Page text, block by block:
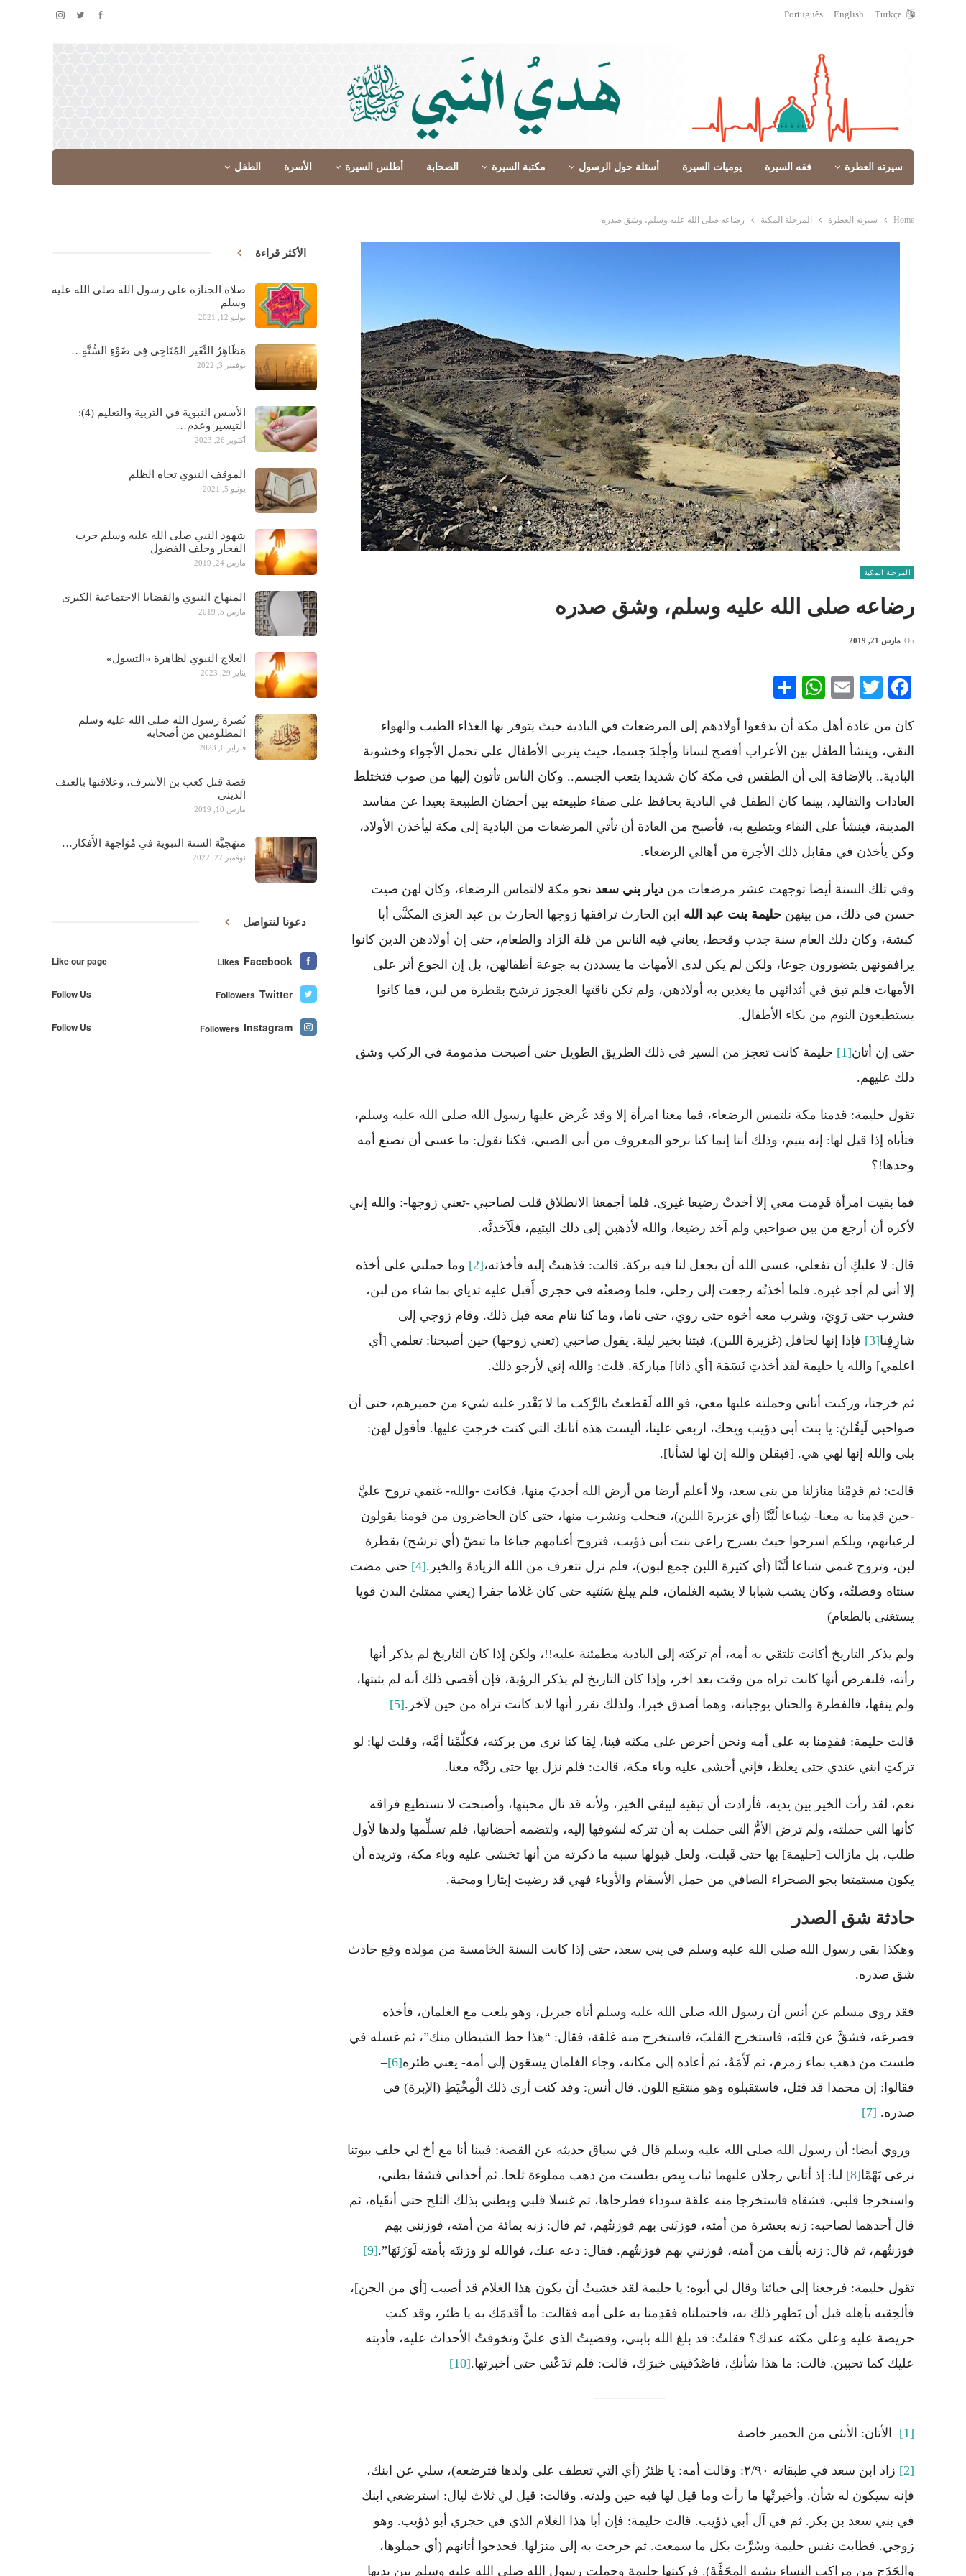
Türkçe
English
Português
سيرته العطرة فقه السيرة يوميات السيرة أسئلة حول الرسول مكتبة السيرة الصحابة أطلس السيرة الأسرة الطفل
Home سيرته العطرة المرحلة المكية رضاعه صلى الله عليه وسلم، وشق صدره
المرحلة المكية
رضاعه صلى الله عليه وسلم، وشق صدره
On مارس 21, 2019
Facebook
Twitter
Email
WhatsApp
كان من عادة أهل مكة أن يدفعوا أولادهم إلى المرضعات في البادية حيث يتوفر بها الغذاء الطيب والهواء
النقي، وينشأ الطفل بين الأعراب أفصح لسانا وأجلدَ جسما، حيث يتربى الأطفال على تحمل الأجواء وخشونة
البادية.. بالإضافة إلى أن الطقس في مكة كان شديدا يتعب الجسم.. وكان الناس تأتون إليها من صوب فتختلط
العادات والتقاليد، بينما كان الطفل في البادية يحافظ على صفاء طبيعته بين أحضان الطبيعة بعيدا عن مفاسد
المدينة، فينشأ على النقاء ويتطبع به، فأصبح من العادة أن تأتي المرضعات من البادية إلى مكة ليأخذن الأولاد،
وكن يأخذن في مقابل ذلك الأجرة من أهالي الرضعاء.
وفي تلك السنة أيضا توجهت عشر مرضعات من ديار بني سعد نحو مكة لالتماس الرضعاء، وكان لهن صيت
حسن في ذلك، من بينهن حليمة بنت عبد الله ابن الحارث ترافقها زوجها الحارث بن عبد العزى المكنَّى أبا
كبشة، وكان ذلك العام سنة جدب وقحط، يعاني فيه الناس من قلة الزاد والطعام، حتى إن أولادهن الذين كانوا
يرافقونهن يتضورون جوعا، ولكن لم يكن لدى الأمهات ما يسددن به جوعة أطفالهن، بل إن الجوع أثر على
الأمهات فلم تبق في أثدائهن ما يغذين به أولادهن، ولم تكن ناقتها العجوز ترشح بقطرة من لبن، فما كانوا
يستطيعون النوم من بكاء الأطفال.
حتى إن أتان[1]
حليمة كانت تعجز من السير في ذلك الطريق الطويل حتى أصبحت مذمومة في الركب وشق
ذلك عليهم.
تقول حليمة: قدمنا مكة نلتمس الرضعاء، فما معنا امرأة إلا وقد عُرض عليها رسول الله صلى الله عليه وسلم،
فتأباه إذا قيل لها: إنه يتيم، وذلك أننا إنما كنا نرجو المعروف من أبى الصبي، فكنا نقول: ما عسى أن تصنع أمه
وحدها!؟
فما بقيت امرأة قَدِمت معي إلا أخذتْ رضيعا غيرى. فلما أجمعنا الانطلاق قلت لصاحبي -تعني زوجها-: والله إني
لأكره أن أرجع من بين صواحبي ولم آخذ رضيعا، والله لأذهبن إلى ذلك اليتيم، فلَآخذنَّه.
قال: لا عليكِ أن تفعلي، عسى الله أن يجعل لنا فيه بركة. قالت: فذهبتُ إليه فأخذته،[2]
وما حملني على أخذه
إلا أني لم أجد غيره. فلما أخذتُه رجعت إلى رحلي، فلما وضعتُه في حجري أَقبل عليه ثدياي بما شاء من لبن،
فشرب حتى رَوِيَ، وشرب معه أخوه حتى روي، حتى ناما، وما كنا ننام معه قبل ذلك. وقام زوجي إلى
شارِفِنا[3]
فإذا إنها لحافل (غزيرة اللبن)، فبتنا بخير ليلة. يقول صاحبي (تعني زوجها) حين أصبحنا: تعلمي [أي
اعلمي] والله يا حليمة لقد أخذتِ نَسَمَة [أي ذاتا] مباركة. قلت: والله إني لأرجو ذلك.
ثم خرجنا، وركبت أتاني وحملته عليها معي، فو الله لَقطعتُ بالرَّكب ما لا يَقْدر عليه شيء من حميرهم، حتى أن
صواحبي لَيقُلنَ: يا بنت أبى ذؤيب ويحك، اربعي علينا، أليست هذه أتانك التي كنت خرجتِ عليها. فأقول لهن:
بلى والله إنها لهي هي. [فيقلن والله إن لها لشأنا].
قالت: ثم قدِمْنا منازلنا من بنى سعد، ولا أعلم أرضا من أرض الله أجدبَ منها، فكانت -والله- غنمي تروح عليَّ
-حين قدِمنا به معنا- شِباعا لُبَّنًا (أي غزيرةَ اللبن)، فنحلب ونشرب منها، حتى كان الحاضرون من قومنا يقولون
لرعيانهم، ويلكم اسرحوا حيث يسرح راعى بنت أبى ذؤيب، فتروح أغنامهم جياعا ما تبضّ (أي ترشح) بقطرة
لبن، وتروح غنمي شباعا لُبَّنًا (أي كثيرة اللبن جمع لبون)، فلم نزل نتعرف من الله الزيادةَ والخير.[4]
حتى مضت
سنتاه وفصلتُه، وكان يشب شبابا لا يشبه الغلمان، فلم يبلغ سَنَتيه حتى كان غلاما جفرا (يعني ممتلئ البدن قويا
يستغنى بالطعام)
ولم يذكر التاريخ أكانت تلتقي به أمه، أم تركته إلى البادية مطمئنة عليه!!، ولكن إذا كان التاريخ لم يذكر أنها
رأته، فلنفرض أنها كانت تراه من وقت بعد اخر، وإذا كان التاريخ لم يذكر الرؤية، فإن أقصى ذلك أنه لم يثبتها،
ولم ينفها، فالفطرة والحنان يوجبانه، وهما أصدق خبرا، ولذلك نقرر أنها لابد كانت تراه من حين لآخر.[5]
قالت حليمة: فقدِمنا به على أمه ونحن أحرص على مكثه فينا، لِمَا كنا نرى من بركته، فكلَّمْنا أمَّه، وقلت لها: لو
تركتِ ابني عندي حتى يغلظ، فإني أخشى عليه وباء مكة، قالت: فلم نزل بها حتى ردَّتْه معنا.
نعم، لقد رأت الخير بين يديه، فأرادت أن تبقيه ليبقى الخير، ولأنه قد نال محبتها، وأصبحت لا تستطيع فراقه
كأنها التي حملته، ولم ترض الأمُّ التي حملت به أن تتركه لشوقها إليه، ولتضمه أحضانها، فلم تسلِّمها ولدها لأول
طلب، بل مازالت [حليمة] بها حتى قَبلت، ولعل قبولها سببه ما ذكرته من أنها تخشى عليه وباء مكة، وتريده أن
يكون مستمتعا بجو الصحراء الصافي من حمل الأسقام والأوباء فهي قد رضيت إيثارا ومحبة.
حادثة شق الصدر
وهكذا بقي رسول الله صلى الله عليه وسلم في بني سعد، حتى إذا كانت السنة الخامسة من مولده وقع حادث
شق صدره.
فقد روى مسلم عن أنس أن رسول الله صلى الله عليه وسلم أتاه جبريل، وهو يلعب مع الغلمان، فأخذه
فصرعَه، فشقَّ عن قلبَه، فاستخرج القلبَ، فاستخرج منه عَلقة، فقال: “هذا حظ الشيطان منك”، ثم غسله في
طست من ذهب بماء زمزم، ثم لَأَمَهُ، ثم أعاده إلى مكانه، وجاء الغلمان يسعَون إلى أمه- يعني ظئره[6]
–
فقالوا: إن محمدا قد قتل، فاستقبلوه وهو منتقع اللون. قال أنس: وقد كنت أرى ذلك الْمِخْيَطِ (الإبرة) في
صدره. [7]
وروي أيضا: أن رسول الله صلى الله عليه وسلم قال في سياق حديثه عن القصة: فبينا أنا مع أخ لي خلف بيوتنا
نرعى بَهْمًا[8]
لنا: إذ أتاني رجلان عليهما ثياب بِيض بطست من ذهب مملوءة ثلجا. ثم أخذاني فشقا بطني،
واستخرجا قلبي، فشقاه فاستخرجا منه علقة سوداء فطرحاها، ثم غسلا قلبي وبطني بذلك الثلج حتى أنقَياه، ثم
قال أحدهما لصاحبه: زنه بعشرة من أمته، فوزنَني بهم فوزنتُهم، ثم قال: زنه بمائة من أمته، فوزنني بهم
فوزنتُهم، ثم قال: زنه بألف من أمته، فوزنني بهم فوزنتُهم. فقال: دعه عنك، فوالله لو وزنتَه بأمته لَوَزَنَهَا”.[9]
تقول حليمة: فرجعنا إلى خبائنا وقال لي أبوه: يا حليمة لقد خشيتُ أن يكون هذا الغلام قد أصيب [أي من الجن]،
فألحِقيه بأهله قبل أن يَظهر ذلك به، فاحتملناه فقدِمنا به على أمه فقالت: ما أقدمَك به يا ظئر، وقد كنتِ
حريصة عليه وعلى مكثه عندك؟ فقلتُ: قد بلغ الله بابني، وقضيتُ الذي عليَّ وتخوفتُ الأحداث عليه، فأديته
عليك كما تحبين. قالت: ما هذا شأنكِ، فاصْدُقيني خبرَكِ، قالت: فلم تَدَعْني حتى أخبرتها.[10]
[1] الأتان: الأنثى من الحمير خاصة
[2]
زاد ابن سعد في طبقاته ٢/٩٠: وقالت أمه: يا ظئرُ (أي التي تعطف على ولدها فترضعه)، سلي عن ابنك،
فإنه سيكون له شأن. وأخبرتْها ما رأت وما قيل لها فيه حين ولدته. وقالت: قيل لي ثلاث ليال: استرضعي ابنك
في بني سعد بن بكر. ثم في آل أبي ذؤيب. قالت حليمة: فإن أبا هذا الغلام الذي في حجري أبو ذؤيب. وهو
زوجي. فطابت نفس حليمة وسُرَّت بكل ما سمعت. ثم خرجت به إلى منزلها. فحدجوا أتانهم (أي حملوها،
والحَدَج من مراكب النساء يشبه المِحَفَّةَ). فركبتها حليمة وحملت رسول الله صلى الله عليه وسلم بين يديها
الأكثر قراءة
صلاة الجنازة على رسول الله صلى الله عليه
وسلم
يوليو 12, 2021
مَظَاهِرُ التَّغَير المُنَاخِي فِي ضَوْءِ السُّنَّةِ…
نوفمبر 3, 2022
الأسس النبوية في التربية والتعليم (4):
التيسير وعدم…
أكتوبر 26, 2023
الموقف النبوي تجاه الظلم
يونيو 5, 2021
شهود النبي صلى الله عليه وسلم حرب
الفجار وحلف الفضول
مارس 24, 2019
المنهاج النبوي والقضايا الاجتماعية الكبرى
مارس 5, 2019
العلاج النبوي لظاهرة «التسول»
يناير 29, 2023
نُصرة رسول الله صلى الله عليه وسلم
المظلومين من أصحابه
فبراير 6, 2023
قصة قتل كعب بن الأشرف، وعلاقتها بالعنف
الديني
مارس 10, 2019
منهَجِيَّة السنة النبوية في مُوَاجهة الأَفكار…
نوفمبر 27, 2022
دعونا لنتواصل
Facebook
Likes
Like our page
Twitter
Followers
Follow Us
Instagram
Followers
Follow Us